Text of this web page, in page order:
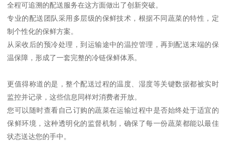
全程可追溯的配送服务在这方面做出了创新突破。
专业的配送团队采用多层级的保鲜技术，根据不同蔬菜的特性，定
制个性化的保鲜方案。
从采收后的预冷处理，到运输途中的温控管理，再到配送末端的保
温保障，形成了一套完整的冷链保鲜体系。
更值得称道的是，整个配送过程的温度、湿度等关键数据都被实时
监控并记录，这些信息同样对消费者开放。
您可以随时查看自己订购的蔬菜在运输过程中是否始终处于适宜的
保鲜环境，这种透明化的监督机制，确保了每一份蔬菜都能以最佳
状态送达您的手中。